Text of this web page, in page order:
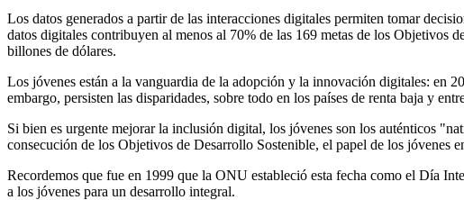
Los datos generados a partir de las interacciones digitales permiten tomar
datos digitales contribuyen al menos al 70% de las 169 metas de los Objetivos
billones de dólares.
Los jóvenes están a la vanguardia de la adopción y la innovación digitales: en
embargo, persisten las disparidades, sobre todo en los países de renta baja y
Si bien es urgente mejorar la inclusión digital, los jóvenes son los auténticos
consecución de los Objetivos de Desarrollo Sostenible, el papel de los jóvenes
Recordemos que fue en 1999 que la ONU estableció esta fecha como el Día
a los jóvenes para un desarrollo integral.